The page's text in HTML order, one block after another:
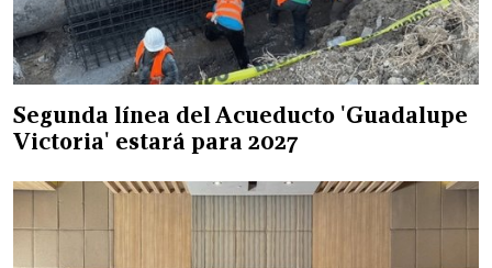
Segunda línea del Acueducto 'Guadalupe
Victoria' estará para 2027